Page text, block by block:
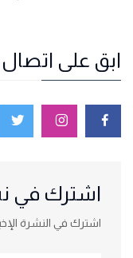
ابق على اتصال
اشترك في
اشترك في النشرة